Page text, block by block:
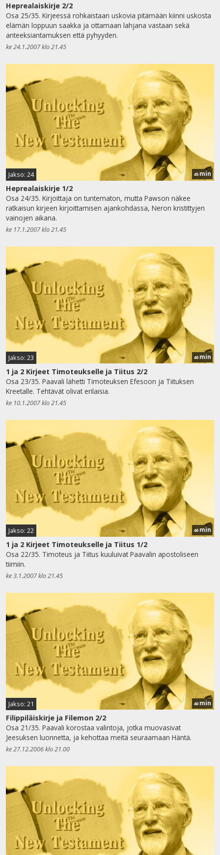
Heprealaiskirje 2/2
Osa 25/35. Kirjeessä rohkaistaan uskovia pitämään kiinni uskosta
elämän loppuun saakka ja ottamaan lahjana vastaan sekä
anteeksiantamuksen että pyhyyden.
ke 24.1.2007 klo 21.45
Jakso: 24 45 min
Heprealaiskirje 1/2
Osa 24/35. Kirjoittaja on tuntematon, mutta Pawson näkee
ratkaisun kirjeen kirjoittamisen ajankohdassa, Neron kristittyjen
vainojen aikana.
ke 17.1.2007 klo 21.45
Jakso: 23 40 min
1 ja 2 Kirjeet Timoteukselle ja Tiitus 2/2
Osa 23/35. Paavali lähetti Timoteuksen Efesoon ja Tiituksen
Kreetalle. Tehtävät olivat erilaisia.
ke 10.1.2007 klo 21.45
Jakso: 22 40 min
1 ja 2 Kirjeet Timoteukselle ja Tiitus 1/2
Osa 22/35. Timoteus ja Tiitus kuuluivat Paavalin apostoliseen
tiimiin.
ke 3.1.2007 klo 21.45
Jakso: 21 40 min
Filippiläiskirje ja Filemon 2/2
Osa 21/35. Paavali korostaa valintoja, jotka muovasivat
Jeesuksen luonnetta, ja kehottaa meitä seuraamaan Häntä.
ke 27.12.2006 klo 21.00